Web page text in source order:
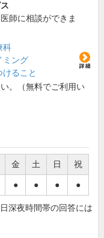
師に相談ができま
科
ミング
ること
。（無料でご利用い
金 土 日 祝
● ● ● ●
深夜時間帯の回答には